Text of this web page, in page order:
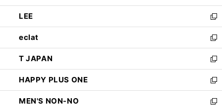
開
く
ウ
で
開
く
ン
ド
ウ
で
開
く
ウ
ィ
ン
ド
ウ
で
開
く
し
い
ウ
ィ
ン
ド
ウ
で
開
く
LEE
新
し
い
ウ
ィ
ン
ド
ウ
で
eclat
新
し
い
ウ
ィ
ン
ド
T JAPAN
新
し
い
ウ
ィ
HAPPY PLUS ONE
新
し
い
MEN'S NON-NO
新